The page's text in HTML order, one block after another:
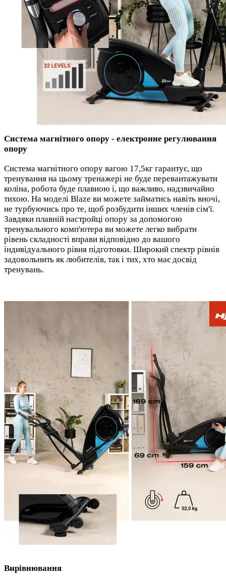
Система магнітного опору - електронне регулювання
опору
Система магнітного опору вагою 17,5кг гарантує, що
тренування на цьому тренажері не буде перевантажувати
коліна, робота буде плавною і, що важливо, надзвичайно
тихою. На моделі Blaze ви можете займатись навіть вночі,
не турбуючись про те, щоб розбудити інших членів сім'ї.
Завдяки плавній настройці опору за допомогою
тренувального комп'ютера ви можете легко вибрати
рівень складності вправи відповідно до вашого
індивідуального рівня підготовки. Широкий спектр рівнів
задовольнить як любителів, так і тих, хто має досвід
тренувань.
Вирівнювання